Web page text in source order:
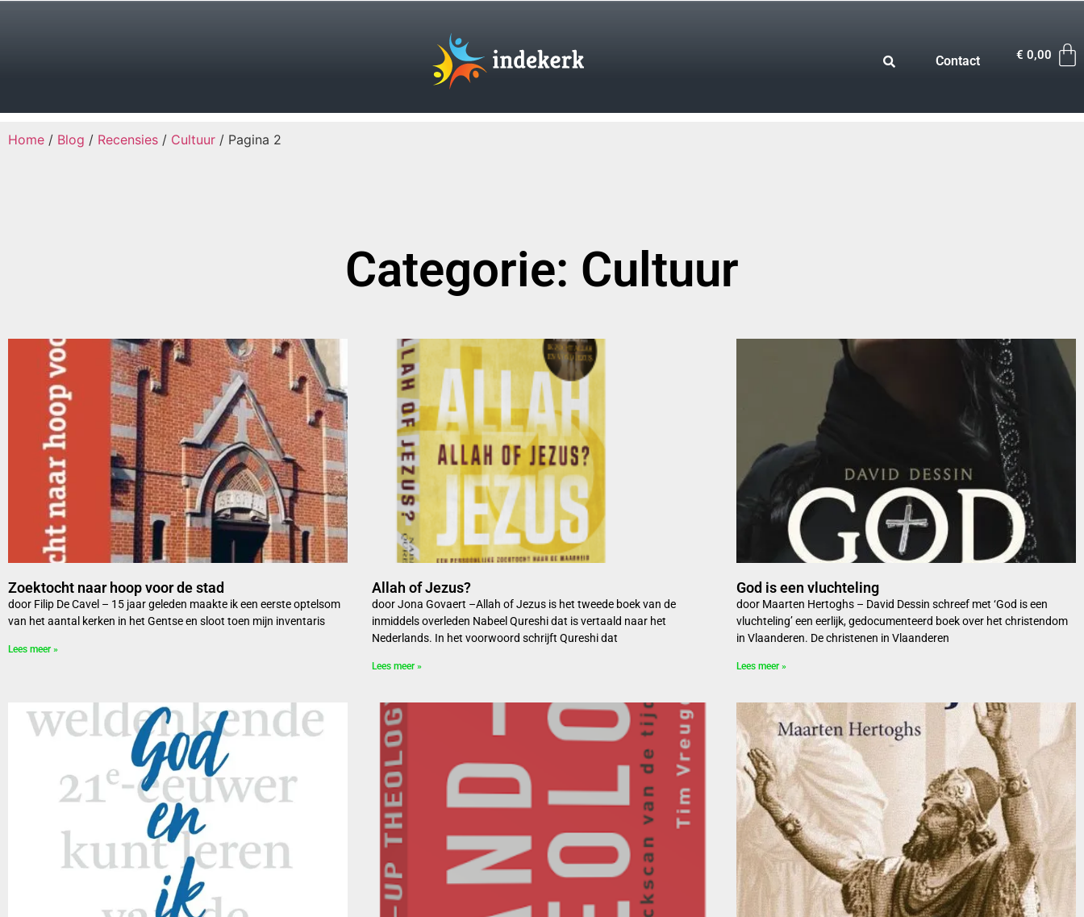
Contact € 0,00
Home / Blog / Recensies / Cultuur / Pagina 2
Categorie: Cultuur
Zoektocht naar hoop voor de stad
door Filip De Cavel – 15 jaar geleden maakte ik een eerste optelsom
van het aantal kerken in het Gentse en sloot toen mijn inventaris
Lees meer »
Allah of Jezus?
door Jona Govaert –Allah of Jezus is het tweede boek van de
inmiddels overleden Nabeel Qureshi dat is vertaald naar het
Nederlands. In het voorwoord schrijft Qureshi dat
Lees meer »
God is een vluchteling
door Maarten Hertoghs – David Dessin schreef met ‘God is een
vluchteling’ een eerlijk, gedocumenteerd boek over het christendom
in Vlaanderen. De christenen in Vlaanderen
Lees meer »